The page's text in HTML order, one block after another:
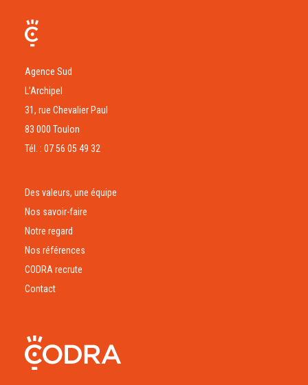
Agence Sud
L’Archipel
31, rue Chevalier Paul
83 000 Toulon
Tél. : 07 56 05 49 32
Des valeurs, une équipe
Nos savoir-faire
Notre regard
Nos références
CODRA recrute
Contact